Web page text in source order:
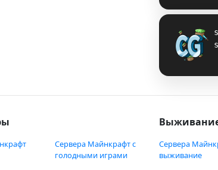
Сервера Майнкрафт с
голодными играми
Сервера
выживание